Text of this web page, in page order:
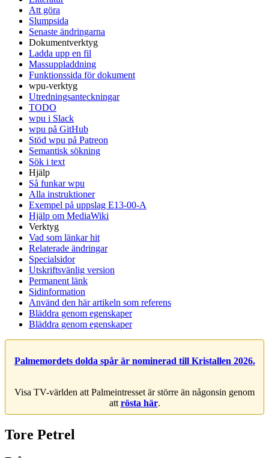
Att göra
Slumpsida
Senaste ändringarna
Dokumentverktyg
Ladda upp en fil
Massuppladdning
Funktionssida för dokument
wpu-verktyg
Utredningsanteckningar
TODO
wpu i Slack
wpu på GitHub
Stöd wpu på Patreon
Semantisk sökning
Sök i text
Hjälp
Så funkar wpu
Alla instruktioner
Exempel på uppslag E13-00-A
Hjälp om MediaWiki
Verktyg
Vad som länkar hit
Relaterade ändringar
Specialsidor
Utskriftsvänlig version
Permanent länk
Sidinformation
Använd den här artikeln som referens
Bläddra genom egenskaper
Bläddra genom egenskaper
Palmemordets dolda spår är nominerad till Kristallen 2026.
Visa TV-världen att Palmeintresset är större än någonsin genom
att rösta här.
Tore Petrel